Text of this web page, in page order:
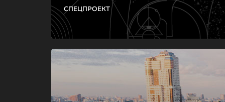
СПЕЦПРОЕКТ